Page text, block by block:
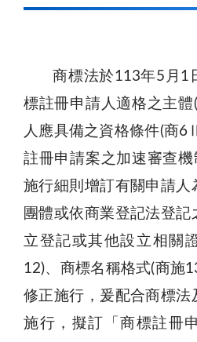
商標法於113年5月1
標註冊申請人適格之主
人應具備之資格條件(商
註冊申請案之加速審查
施行細則增訂有關申請人
團體或依商業登記法登
立登記或其他設立相關
12)、商標名稱格式(商施
修正施行，爰配合商標法
施行，擬訂「商標註冊